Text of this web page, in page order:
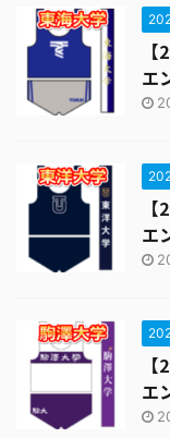
エ
エ
エ